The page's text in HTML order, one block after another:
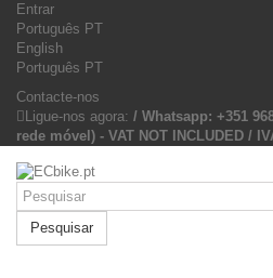
Entrar
Português PT
English
Português PT
Contacte-nos
Ligue-nos agora: / Whatsapp: +351
rede móvel) - VAT NOT INCLUDED /
Pesquisar